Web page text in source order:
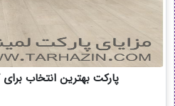
پارکت بهترین انتخاب